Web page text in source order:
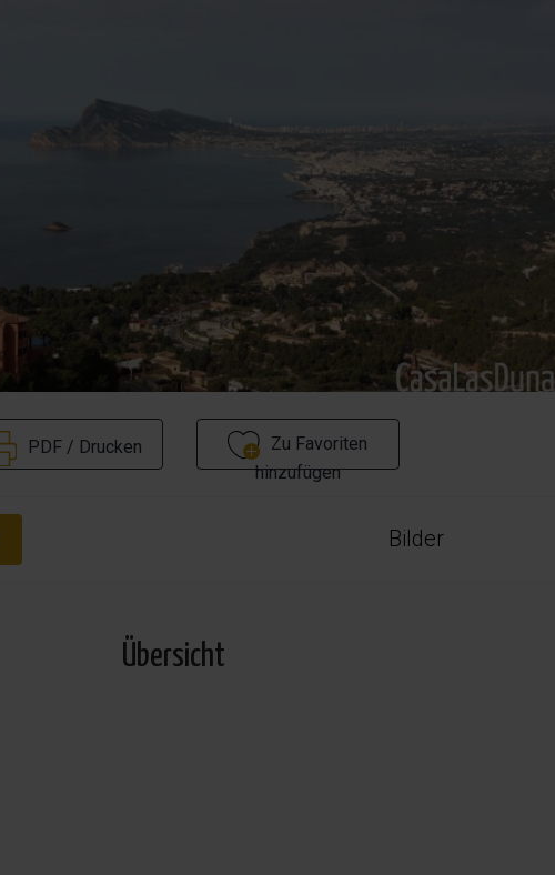
PDF / Drucken
Zu Favoriten
hinzufügen
Bilder
Übersicht